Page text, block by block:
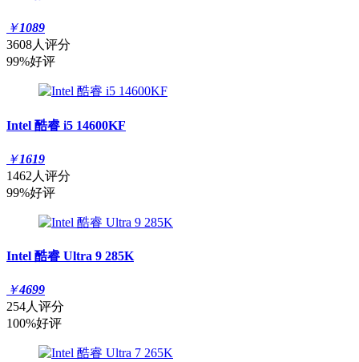
￥1089
3608人评分
99%好评
Intel 酷睿 i5 14600KF
￥1619
1462人评分
99%好评
Intel 酷睿 Ultra 9 285K
￥4699
254人评分
100%好评